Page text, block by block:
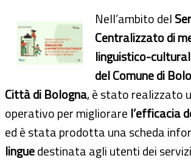
Nell’ambito del
Centralizzato di
linguistico-
del Comune di
Città di Bologna, è stato realizzato
operativo per migliorare l’efficacia
ed è stata prodotta una scheda
linguedestinata agli utenti dei